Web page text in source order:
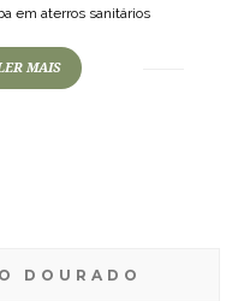
em aterros sanitários
MAIS
DOURADO